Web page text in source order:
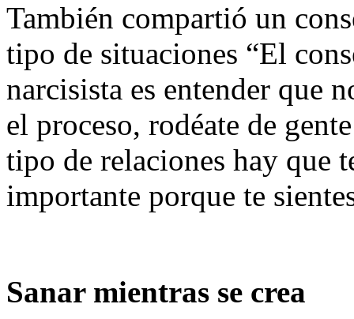
También compartió un
tipo de situaciones “El
narcisista es entender que
el proceso, rodéate de
tipo de relaciones hay que
importante porque te
Sanar mientras se crea